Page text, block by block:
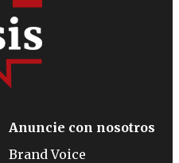
Anuncie con nosotros
Brand Voice